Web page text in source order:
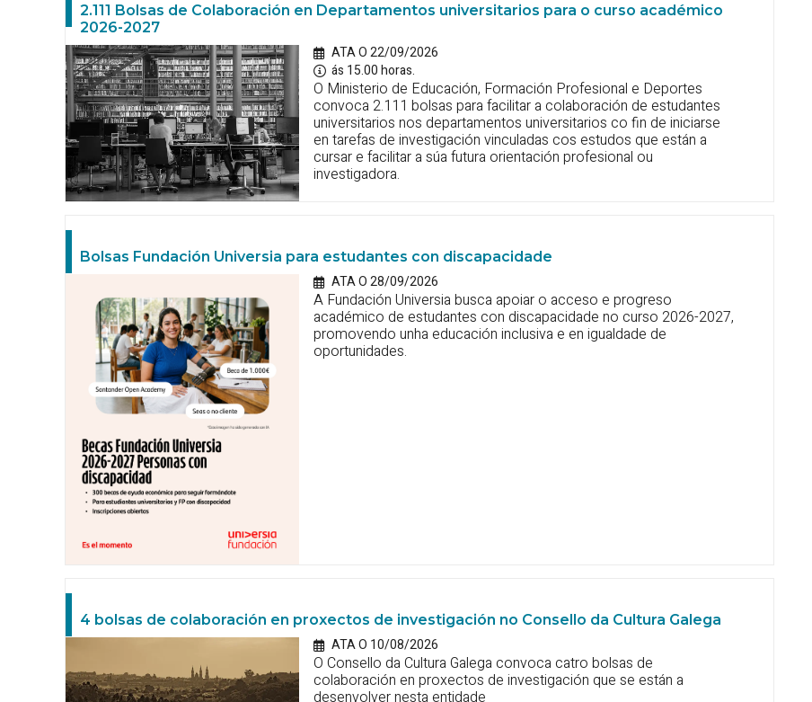
2.111 Bolsas de Colaboración en Departamentos universitarios para o curso académico
2026-2027
ATA O 22/09/2026
ás 15.00 horas.
O Ministerio de Educación, Formación Profesional e Deportes
convoca 2.111 bolsas para facilitar a colaboración de estudantes
universitarios nos departamentos universitarios co fin de iniciarse
en tarefas de investigación vinculadas cos estudos que están a
cursar e facilitar a súa futura orientación profesional ou
investigadora.
Bolsas Fundación Universia para estudantes con discapacidade
ATA O 28/09/2026
A Fundación Universia busca apoiar o acceso e progreso
académico de estudantes con discapacidade no curso 2026-2027,
promovendo unha educación inclusiva e en igualdade de
oportunidades.
4 bolsas de colaboración en proxectos de investigación no Consello da Cultura Galega
ATA O 10/08/2026
O Consello da Cultura Galega convoca catro bolsas de
colaboración en proxectos de investigación que se están a
desenvolver nesta entidade